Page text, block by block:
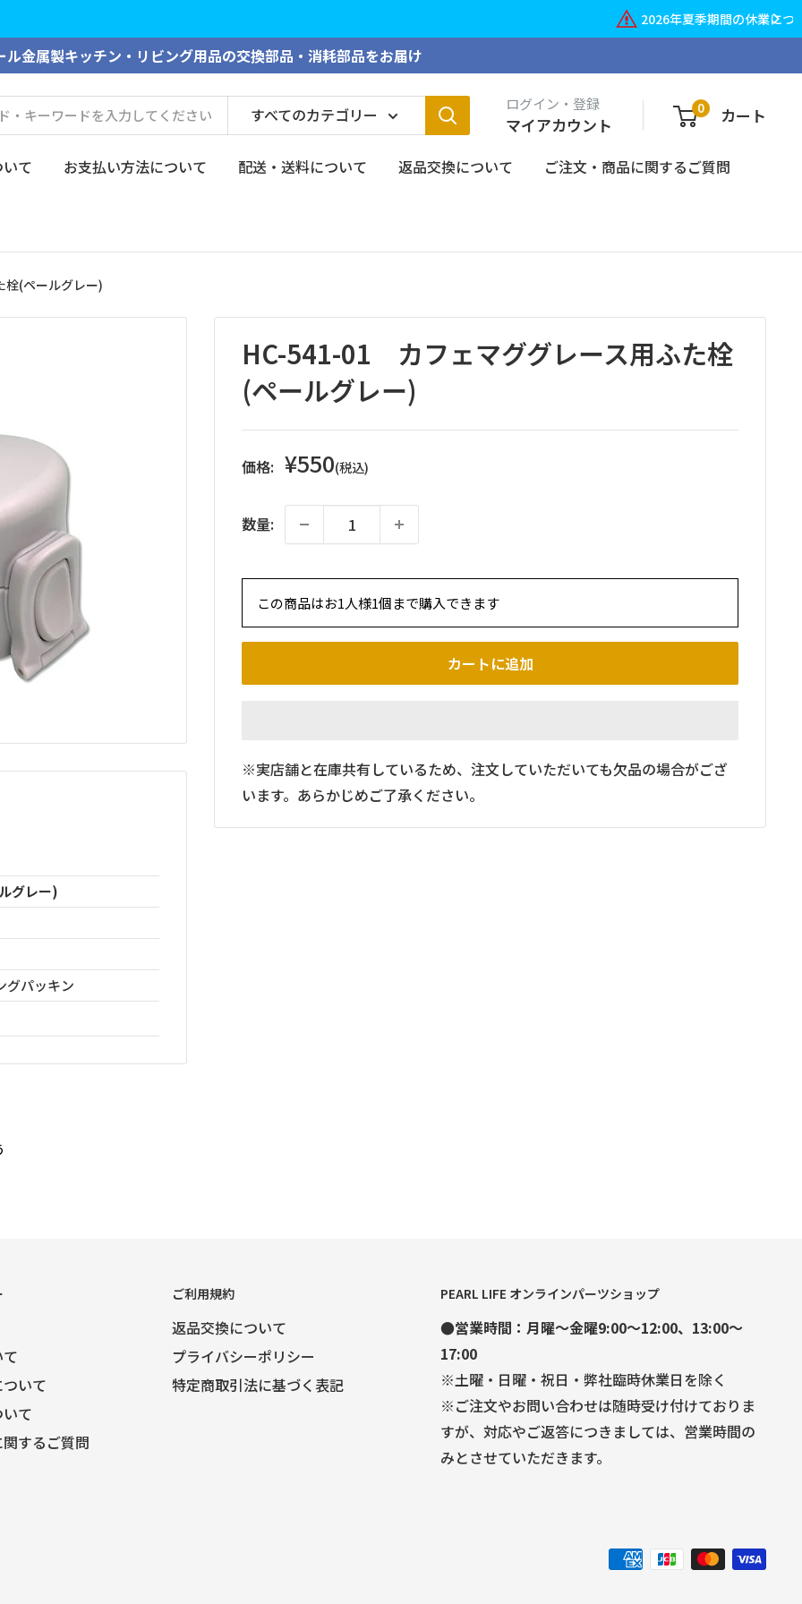
ル金属製キッチン・リビング用品の交換部品・消耗部品をお届け
すべてのカテゴリー ログイン・登録
マイアカウント
0 カート
て お支払い方法について 配送・送料について 返品交換について ご注文・商品に関するご質問
(ペールグレー)
HC-541-01 カフェマググレース用ふた栓
(ペールグレー)
価格: 販
価
格
¥550(税込)
数量:
この商品はお1人様1個まで購入できます
カートに追加
※実店舗と在庫共有しているため、注文していただいても欠品の場合がござ
います。あらかじめご了承ください。
グレー)
グパッキン
いて
て
するご質問
ご利用規約
返品交換について
プライバシーポリシー
特定商取引法に基づく表記
PEARL LIFE オンラインパーツショップ
●営業時間：月曜～金曜9:00～12:00、13:00～
17:00
※土曜・日曜・祝日・弊社臨時休業日を除く
※ご注文やお問い合わせは随時受け付けておりま
すが、対応やご返答につきましては、営業時間の
みとさせていただきます。